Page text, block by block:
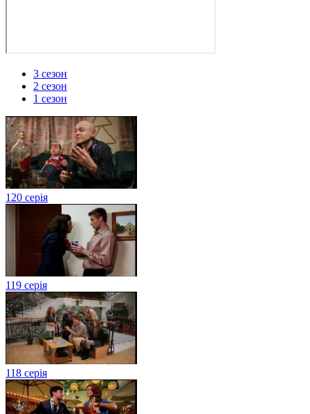
3 сезон
2 сезон
1 сезон
120 серія
119 серія
118 серія